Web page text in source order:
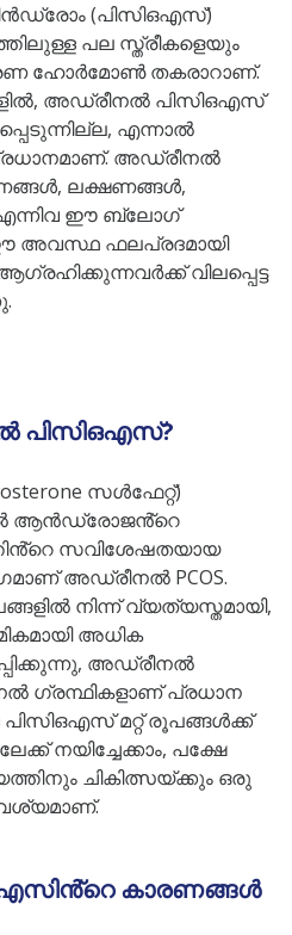
(പിസിഒഎസ്)
പല സ്ത്രീകളെയും
ഹോർമോൺ തകരാറാണ്.
അഡ്രീനൽ പിസിഒഎസ്
എന്നാൽ
അഡ്രീനൽ
ലക്ഷണങ്ങൾ,
ഈ ബ്ലോഗ്
അവസ്ഥ ഫലപ്രദമായി
വിലപ്പെട്ട
പിസിഒഎസ്?
സൾഫേറ്റ്)
ആൻഡ്രോജൻ്റെ
സവിശേഷതയായ
അഡ്രീനൽ PCOS.
നിന്ന് വ്യത്യസ്തമായി,
അധിക
അഡ്രീനൽ
ഗ്രന്ഥികളാണ് പ്രധാന
പിസിഒഎസ് മറ്റ് രൂപങ്ങൾക്ക്
നയിച്ചേക്കാം, പക്ഷേ
ചികിത്സയ്ക്കും ഒരു
കാരണങ്ങൾ